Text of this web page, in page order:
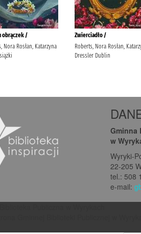
Gminna
w
Wyryki-
22-205
tel.: 508
e-mail: